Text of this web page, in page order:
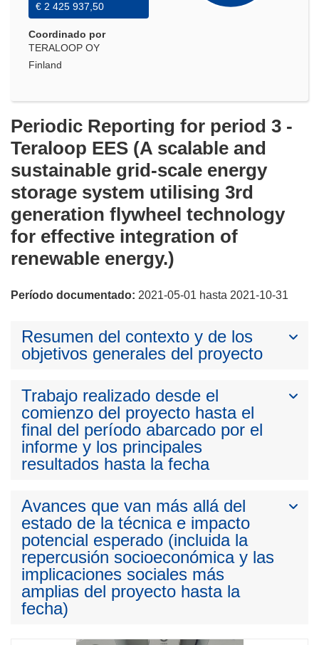
€ 2 425 937,50
Coordinado por
TERALOOP OY
Finland
Periodic Reporting for period 3 -
Teraloop EES (A scalable and
sustainable grid-scale energy
storage system utilising 3rd
generation flywheel technology
for effective integration of
renewable energy.)
Período documentado: 2021-05-01 hasta 2021-10-31
Resumen del contexto y de los
objetivos generales del proyecto
Trabajo realizado desde el
comienzo del proyecto hasta el
final del período abarcado por el
informe y los principales
resultados hasta la fecha
Avances que van más allá del
estado de la técnica e impacto
potencial esperado (incluida la
repercusión socioeconómica y las
implicaciones sociales más
amplias del proyecto hasta la
fecha)